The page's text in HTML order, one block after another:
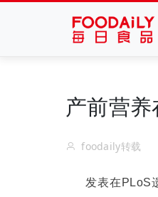
产前营
foodaily转载
发表在 PLoS